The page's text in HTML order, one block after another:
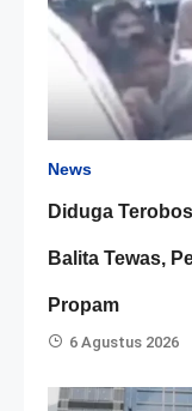
News
Diduga
Balita Tewas,
Propam
6 Agustus 2026